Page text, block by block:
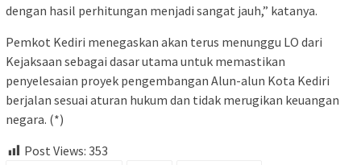
dengan hasil perhitungan menjadi sangat jauh,” katanya.
Pemkot Kediri menegaskan akan terus menunggu LO dari
Kejaksaan sebagai dasar utama untuk memastikan
penyelesaian proyek pengembangan Alun-alun Kota Kediri
berjalan sesuai aturan hukum dan tidak merugikan keuangan
negara. (*)
Post Views: 353